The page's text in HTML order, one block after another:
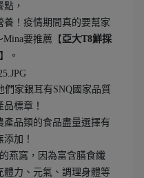
，
！疫情期間真的要幫家
要推薦【亞大T8鮮採
】。
們家銀耳有SNQ國家品質
標章！
品類的食品盡量選擇有
加！
燕窩，因為富含膳食纖
體力、元氣、調理身體等